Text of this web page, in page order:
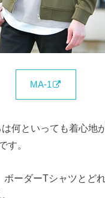
MA-1
何といっても着心地
す。
ボーダーTシャツとど